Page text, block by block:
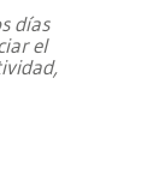
días
el